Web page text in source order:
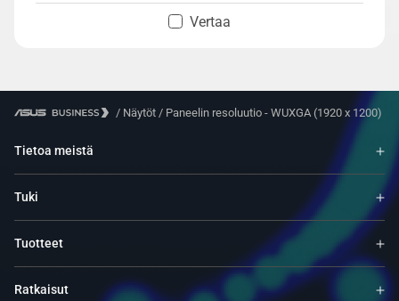
Vertaa
/ Näytöt / Paneelin resoluutio - WUXGA (1920 x 1200)
Tietoa meistä
Tuki
Tuotteet
Ratkaisut